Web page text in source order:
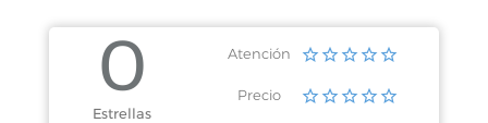
0
Estrellas
Atención
Precio